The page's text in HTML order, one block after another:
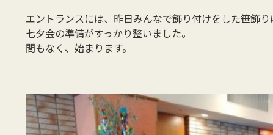
エントランスには、昨日みんなで飾り付けをした笹飾
七夕会の準備がすっかり整いました。
間もなく、始まります。